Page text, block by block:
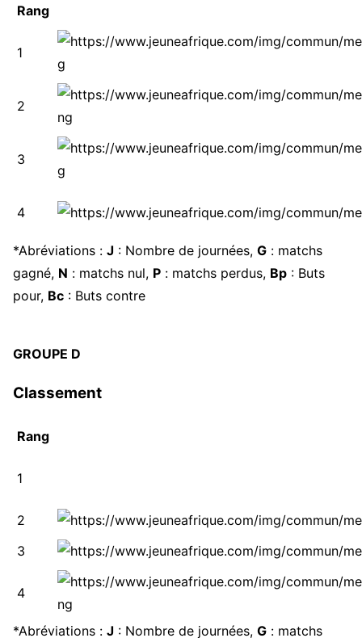
Rang
1
2
3
4
*Abréviations : J : Nombre de journées, G : matchs
gagné, N : matchs nul, P : matchs perdus, Bp : Buts
pour, Bc : Buts contre
GROUPE D
Classement
Rang
1
2
3
4
*Abréviations : J : Nombre de journées, G : matchs